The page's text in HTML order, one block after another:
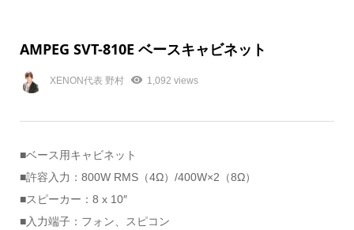
AMPEG SVT-810E ベースキャビネット
XENON代表 野村 1,092 views
■ベース用キャビネット
■許容入力：800W RMS（4Ω）/400W×2（8Ω）
■スピーカー：8 x 10″
■入力端子：フォン、スピコン